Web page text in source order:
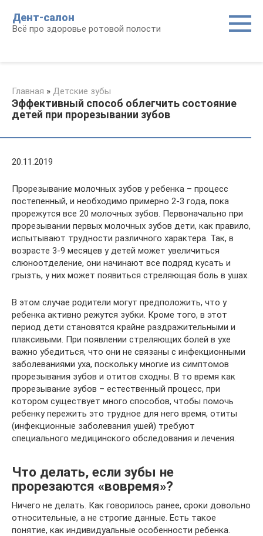
контенту
Дент-салон
Всё про здоровье ротовой полости
Главная » Детские зубы
Эффективный способ облегчить состояние
детей при прорезывании зубов
20.11.2019
Прорезывание молочных зубов у ребенка – процесс
постепенный, и необходимо примерно 2-3 года, пока
прорежутся все 20 молочных зубов. Первоначально при
прорезывании первых молочных зубов дети, как правило,
испытывают трудности различного характера. Так, в
возрасте 3-9 месяцев у детей может увеличиться
слюноотделение, они начинают все подряд кусать и
грызть, у них может появиться стреляющая боль в ушах.
В этом случае родители могут предположить, что у
ребенка активно режутся зубки. Кроме того, в этот
период дети становятся крайне раздражительными и
плаксивыми. При появлении стреляющих болей в ухе
важно убедиться, что они не связаны с инфекционными
заболеваниями уха, поскольку многие из симптомов
прорезывания зубов и отитов сходны. В то время как
прорезывание зубов – естественный процесс, при
котором существует много способов, чтобы помочь
ребенку пережить это трудное для него время, отиты
(инфекционные заболевания ушей) требуют
специального медицинского обследования и лечения.
Что делать, если зубы не
прорезаются «вовремя»?
Ничего не делать. Как говорилось ранее, сроки довольно
относительные, а не строгие данные. Есть такое
понятие, как индивидуальные особенности ребенка.